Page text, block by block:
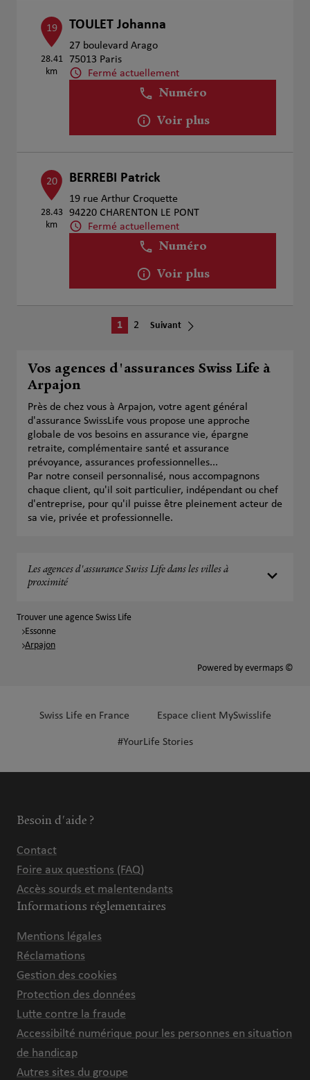
19
28.41
km
TOULET Johanna
27 boulevard Arago
75013 Paris
Fermé actuellement
Numéro
Voir plus
20
28.43
km
BERREBI Patrick
19 rue Arthur Croquette
94220 CHARENTON LE PONT
Fermé actuellement
Numéro
Voir plus
1 2 Suivant
Vos agences d'assurances Swiss Life à
Arpajon
Près de chez vous à Arpajon, votre agent général
d'assurance SwissLife vous propose une approche
globale de vos besoins en assurance vie, épargne
retraite, complémentaire santé et assurance
prévoyance, assurances professionnelles...
Par notre conseil personnalisé, nous accompagnons
chaque client, qu'il soit particulier, indépendant ou chef
d'entreprise, pour qu'il puisse être pleinement acteur de
sa vie, privée et professionnelle.
Les agences d'assurance Swiss Life dans les villes à
proximité
Trouver une agence Swiss Life
Essonne
Arpajon
Powered by evermaps ©
Swiss Life en France Espace client MySwisslife
#YourLife Stories
Besoin d'aide ?
Contact
Foire aux questions (FAQ)
Accès sourds et malentendants
Informations réglementaires
Mentions légales
Réclamations
Gestion des cookies
Protection des données
Lutte contre la fraude
Accessibilté numérique pour les personnes en situation
de handicap
Autres sites du groupe